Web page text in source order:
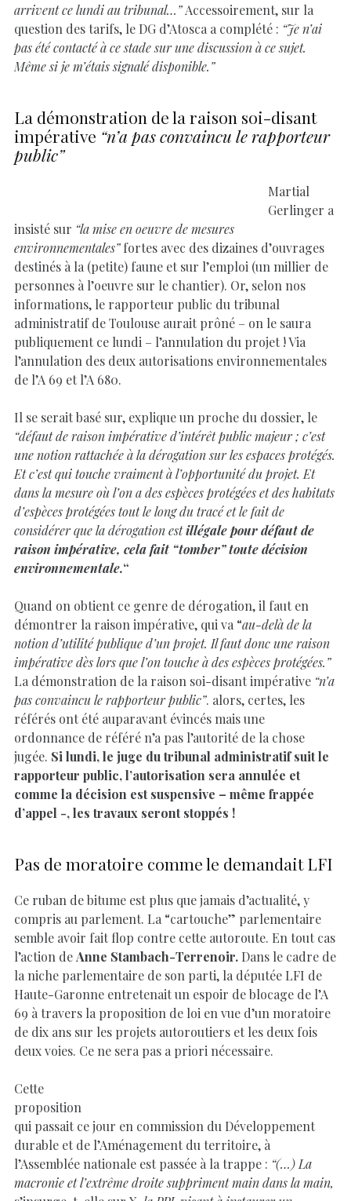
arrivent ce lundi au tribunal…”Accessoirement, sur la
question des tarifs, le DG d’Atosca a complété : “Je n’ai
pas été contacté à ce stade sur une discussion à ce sujet.
Même si je m’étais signalé disponible.”
La démonstration de la raison soi-disant
impérative “n’a pas convaincu le rapporteur
public”
Martial
Gerlinger a
insisté sur “la mise en oeuvre de mesures
environnementales”fortes avec des dizaines d’ouvrages
destinés à la (petite) faune et sur l’emploi (un millier de
personnes à l’oeuvre sur le chantier). Or, selon nos
informations, le rapporteur public du tribunal
administratif de Toulouse aurait prôné – on le saura
publiquement ce lundi – l’annulation du projet ! Via
l’annulation des deux autorisations environnementales
de l’A 69 et l’A 680.
Il se serait basé sur, explique un proche du dossier, le
“défaut de raison impérative d’intérêt public majeur ; c’est
une notion rattachée à la dérogation sur les espaces protégés.
Et c’est qui touche vraiment à l’opportunité du projet. Et
dans la mesure où l’on a des espèces protégées et des habitats
d’espèces protégées tout le long du tracé et le fait de
considérer que la dérogation estillégale pour défaut de
raison impérative, cela fait “tomber” toute décision
environnementale.“
Quand on obtient ce genre de dérogation, il faut en
démontrer la raison impérative, qui va “au-delà de la
notion d’utilité publique d’un projet. Il faut donc une raison
impérative dès lors que l’on touche à des espèces protégées.”
La démonstration de la raison soi-disant impérative “n’a
pas convaincu le rapporteur public”. alors, certes, les
référés ont été auparavant évincés mais une
ordonnance de référé n’a pas l’autorité de la chose
jugée. Si lundi, le juge du tribunal administratif suit le
rapporteur public, l’autorisation sera annulée et
comme la décision est suspensive – même frappée
d’appel -, les travaux seront stoppés !
Pas de moratoire comme le demandait LFI
Ce ruban de bitume est plus que jamais d’actualité, y
compris au parlement. La “cartouche” parlementaire
semble avoir fait flop contre cette autoroute. En tout cas
l’action deAnne Stambach-Terrenoir. Dans le cadre de
la niche parlementaire de son parti, la députée LFI de
Haute-Garonne entretenait un espoir de blocage de l’A
69 à travers la proposition de loi en vue d’un moratoire
de dix ans sur les projets autoroutiers et les deux fois
deux voies. Ce ne sera pas a priori nécessaire.
Cette
proposition
qui passait ce jour en commission du Développement
durable et de l’Aménagement du territoire, à
l’Assemblée nationale est passée à la trappe : “(…) La
macronie et l’extrême droite suppriment main dans la main,